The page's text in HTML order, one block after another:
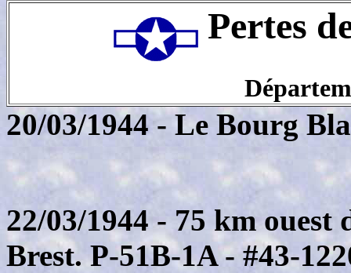
Pertes
20/03/1944 - Le Bourg
22/03/1944 - 75 km ouest
Brest. P-51B-1A - #43-